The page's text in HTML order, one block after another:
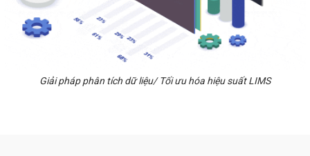
Giải pháp phân tích dữ liệu/ Tối ưu hóa hiệu suất LIMS